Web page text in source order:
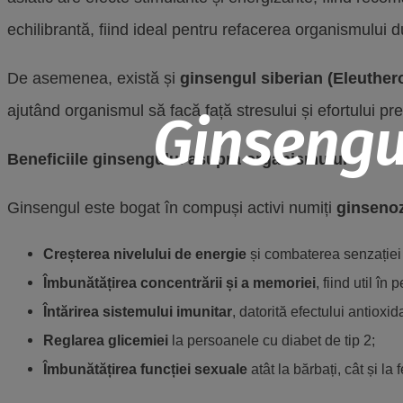
echilibrantă, fiind ideal pentru refacerea organismului
De asemenea, există și ginsengul siberian
ajutând organismul să facă față stresului și efortului
Beneficiile ginsengului asupra organismului
Ginsengul este bogat în compuși activi numiți
Creșterea nivelului de energie și combaterea
Îmbunătățirea concentrării și a memoriei, fiind util în
Întărirea sistemului imunitar, datorită efectului
Reglarea glicemiei la persoanele cu diabet de tip 2;
Îmbunătățirea funcției sexuale atât la bărbați, cât și la